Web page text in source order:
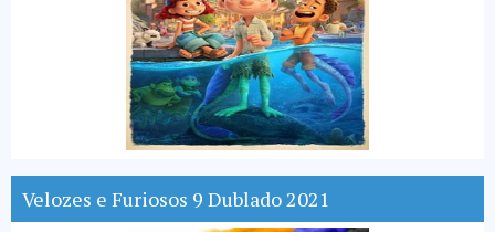
Velozes e Furiosos 9 Dublado 2021